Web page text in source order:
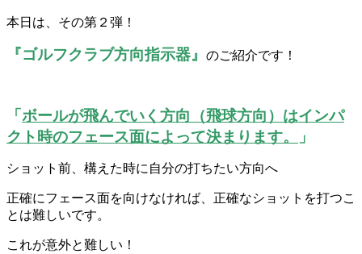
本日は、その第２弾！
『ゴルフクラブ方向指示器』 のご紹介です！
「ボールが飛んでいく方向（飛球方向）はインパ
クト時のフェース面によって決まります。
」
ショット前、構えた時に自分の打ちたい方向へ
正確にフェース面を向けなければ、正確なショットを打つこ
とは難しいです。
これが意外と難しい！